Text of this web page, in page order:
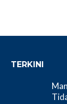
TERKINI